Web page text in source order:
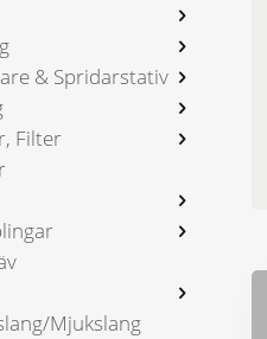
& Spridarstativ
Filter
Mjukslang